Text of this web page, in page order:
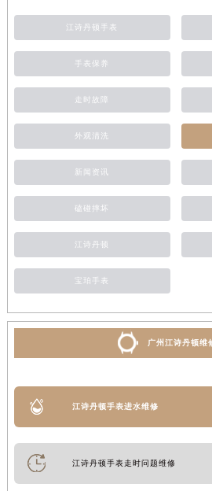
江诗丹顿手表
手表保养
走时故障
外观清洗
新闻资讯
磕碰摔坏
江诗丹顿
宝珀手表
广州江诗丹顿维
江诗丹顿手表进水维修
江诗丹顿手表走时问题维修